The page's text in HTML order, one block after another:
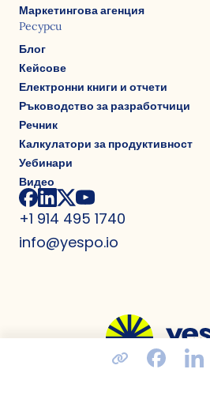
Маркетингова агенция
Ресурси
Блог
Кейсове
Електронни книги и отчети
Ръководство за разработчици
Речник
Калкулатори за продуктивност
Уебинари
Видео
+1 914 495 1740
info@yespo.io